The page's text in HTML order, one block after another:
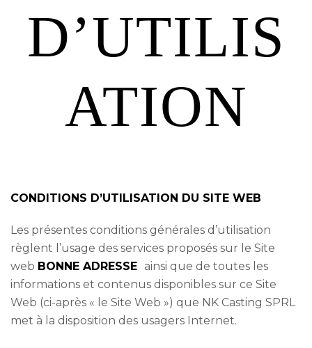
D’UTILIS
ATION
CONDITIONS D’UTILISATION DU SITE WEB
Les présentes conditions générales d’utilisation
règlent l’usage des services proposés sur le Site
web BONNE ADRESSE ainsi que de toutes les
informations et contenus disponibles sur ce Site
Web (ci-après « le Site Web ») que NK Casting SPRL
met à la disposition des usagers Internet.